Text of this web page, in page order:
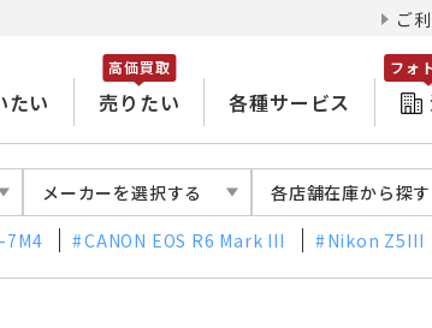
ご
たい 売りたい
高価買取
各種サービス
フォ
メーカーを選択する 各店舗在庫から探す
7M4 CANON EOS R6 Mark III Nikon Z5III